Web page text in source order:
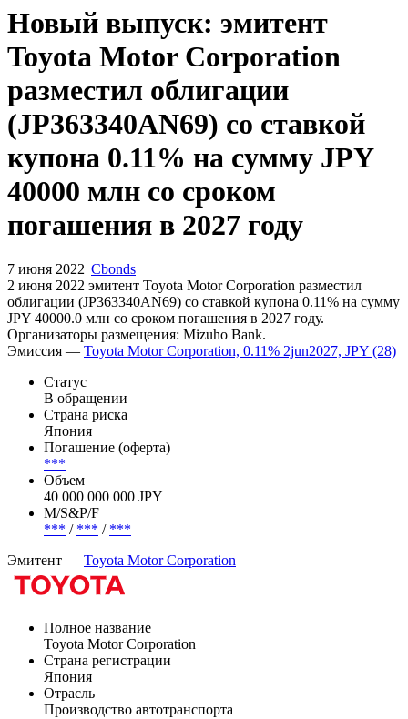
Новый выпуск: эмитент
Toyota Motor Corporation
разместил облигации
(JP363340AN69) со ставкой
купона 0.11% на сумму JPY
40000 млн со сроком
погашения в 2027 году
7 июня 2022 Cbonds
2 июня 2022 эмитент Toyota Motor Corporation разместил
облигации (JP363340AN69) cо ставкой купона 0.11% на сумму
JPY 40000.0 млн со сроком погашения в 2027 году.
Организаторы размещения: Mizuho Bank.
Статус
В обращении
Страна риска
Япония
Погашение (оферта)
***
Объем
40 000 000 000 JPY
М/S&P/F
Эмитент —Toyota Motor Corporation
Полное название
Toyota Motor Corporation
Страна регистрации
Япония
Отрасль